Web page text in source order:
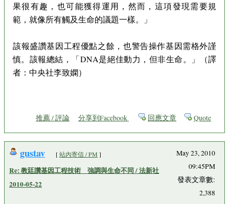
果很有趣，也可能獲得運用，然而，這項發現需要規
範，就像所有觸及生命的議題一樣。」
該報盛讚基因工程優點之餘，也警告操作基因需格外謹
慎。該報總結，「DNA是絕佳動力，但非生命。」（譯
者：中央社李致嫻）
推薦 / 評論 分享到Facebook 回應文章 Quote
gustav [站內寄信 / PM ]
Re: 教廷讚基因工程技術 強調與生命不同 / 法新社
2010-05-22
May 23, 2010
09:45PM
發表文章數:
2,388